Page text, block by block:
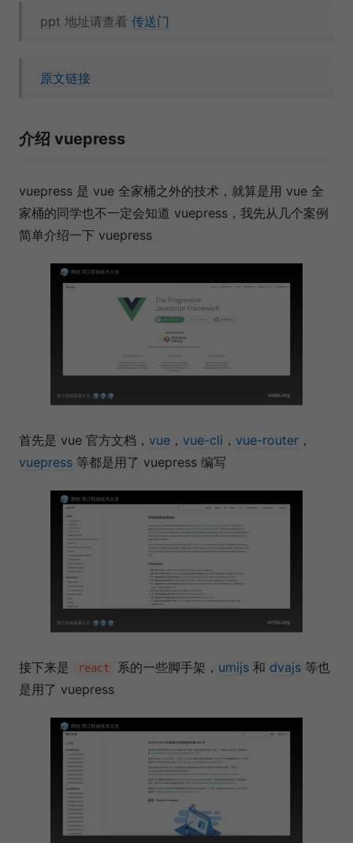
ppt 地址请查看 传送门
原文链接
介绍 vuepress
vuepress 是 vue 全家桶之外的技术，就算是用 vue 全
家桶的同学也不一定会知道 vuepress，我先从几个案例
简单介绍一下 vuepress
首先是 vue 官方文档， vue ， vue-cli ， vue-router ，
vuepress 等都是用了 vuepress 编写
接下来是 react 系的一些脚手架， umijs 和 dvajs 等也
是用了 vuepress